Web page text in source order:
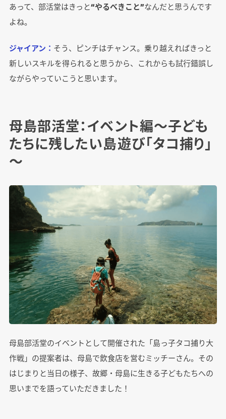
あって、部活堂はきっと“やるべきこと”なんだと思うんです
よね。
ジャイアン： そう、ピンチはチャンス。乗り越えればきっと
新しいスキルを得られると思うから、これからも試行錯誤し
ながらやっていこうと思います。
母島部活堂：イベント編～子ども
たちに残したい島遊び「タコ捕り」
～
母島部活堂のイベントとして開催された「島っ子タコ捕り大
作戦」の提案者は、母島で飲食店を営むミッチーさん。その
はじまりと当日の様子、故郷・母島に生きる子どもたちへの
思いまでを語っていただきました！